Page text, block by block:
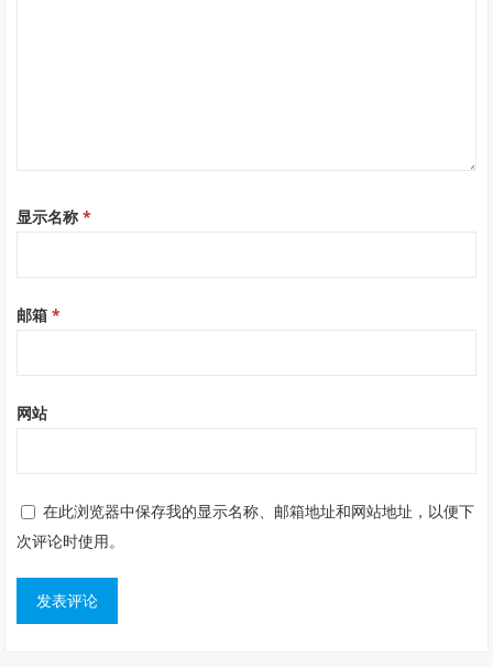
显示名称*
邮箱*
网站
在此浏览器中保存我的显示名称、邮箱地址和网站地址，以便下
次评论时使用。